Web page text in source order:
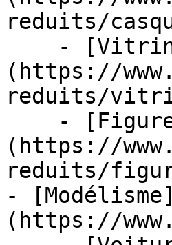
reduits/
(https://
reduits/
(https://
reduits/
- [Modélisme]
(https://